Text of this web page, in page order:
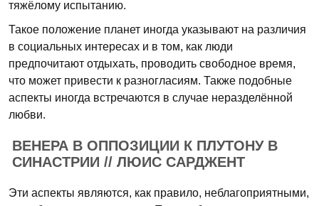
тяжёлому испытанию.
Такое положение планет иногда указывают на различия
в социальных интересах и в том, как люди
предпочитают отдыхать, проводить свободное время,
что может привести к разногласиям. Также подобные
аспекты иногда встречаются в случае неразделённой
любви.
ВЕНЕРА В ОППОЗИЦИИ К ПЛУТОНУ В
СИНАСТРИИ // ЛЮИС САРДЖЕНТ
Эти аспекты являются, как правило, неблагоприятными,